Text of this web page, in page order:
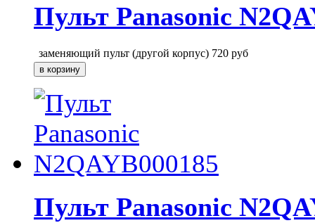
Пульт Panasonic
заменяющий пульт (другой корпус) 720 руб
Пульт Panasonic